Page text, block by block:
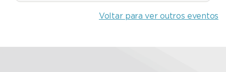
Voltar para ver outros eventos